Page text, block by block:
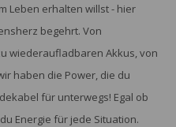
Leben erhalten willst - hier
begehrt. Von
wiederaufladbaren Akkus, von
haben die Power, die du
für unterwegs! Egal ob
Energie für jede Situation.